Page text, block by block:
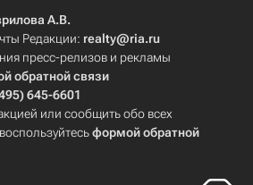
А.В.
Редакции: realty@ria.ru
пресс-релизов и рекламы
обратной связи
645-6601
или сообщить обо всех
формой обратной